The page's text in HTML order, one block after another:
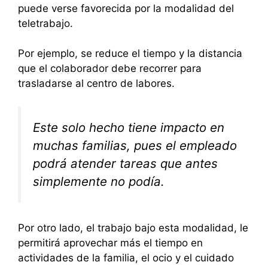
puede verse favorecida por la modalidad del
teletrabajo.
Por ejemplo, se reduce el tiempo y la distancia
que el colaborador debe recorrer para
trasladarse al centro de labores.
Este solo hecho tiene impacto en
muchas familias, pues el empleado
podrá atender tareas que antes
simplemente no podía.
Por otro lado, el trabajo bajo esta modalidad, le
permitirá aprovechar más el tiempo en
actividades de la familia, el ocio y el cuidado